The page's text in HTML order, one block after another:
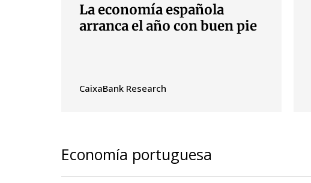
La economía española
arranca el año con buen pie
CaixaBank Research
Economía portuguesa